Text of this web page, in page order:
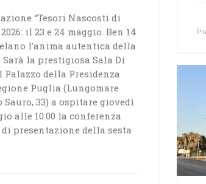
“Tesori Nascosti di
il 23 e 24 maggio. Ben 14
l’anima autentica della
Sarà la prestigiosa Sala Di
Palazzo della Presidenza
Puglia (Lungomare
Sauro, 33) a ospitare giovedì
alle 10:00 la conferenza
presentazione della sesta